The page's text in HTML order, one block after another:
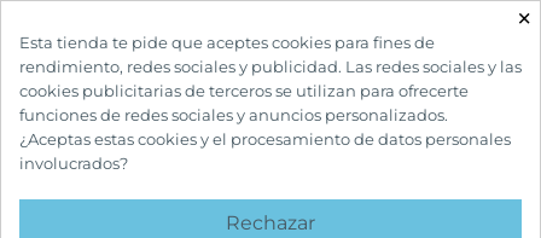
INICIO CUIDADOS FACIALES
×
Esta tienda te pide que aceptes cookies para fines de
rendimiento, redes sociales y publicidad. Las redes sociales y las
cookies publicitarias de terceros se utilizan para ofrecerte
funciones de redes sociales y anuncios personalizados.
¿Aceptas estas cookies y el procesamiento de datos personales
involucrados?
Rechazar